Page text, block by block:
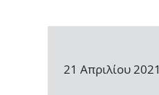
21 Απριλίου 2021